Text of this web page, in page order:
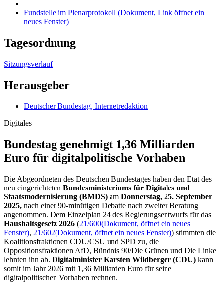
Fundstelle im Plenarprotokoll (Dokument, Link öffnet ein
neues Fenster)
Tagesordnung
Sitzungsverlauf
Herausgeber
Deutscher Bundestag, Internetredaktion
Digitales
Bundestag genehmigt 1,36 Milliarden
Euro für digitalpolitische Vorhaben
Die Abgeordneten des Deutschen Bundestages haben den Etat des
neu eingerichteten Bundesministeriums für Digitales und
Staatsmodernisierung (BMDS) am Donnerstag, 25. September
2025, nach einer 90-minütigen Debatte nach zweiter Beratung
angenommen. Dem Einzelplan 24 des Regierungsentwurfs für das
Haushaltsgesetz 2026 (21/600(Dokument, öffnet ein neues
Fenster), 21/602(Dokument, öffnet ein neues Fenster)) stimmten die
Koalitionsfraktionen CDU/CSU und SPD zu, die
Oppositionsfraktionen AfD, Bündnis 90/Die Grünen und Die Linke
lehnten ihn ab. Digitalminister Karsten Wildberger (CDU) kann
somit im Jahr 2026 mit 1,36 Milliarden Euro für seine
digitalpolitischen Vorhaben rechnen.